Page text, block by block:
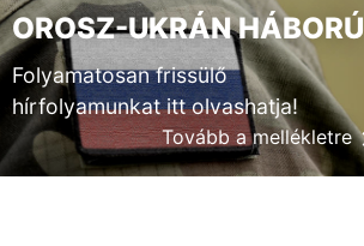
OROSZ-UKRÁN HÁBORÚ
Folyamatosan frissülő
hírfolyamunkat itt olvashatja!
Tovább a mellékletre